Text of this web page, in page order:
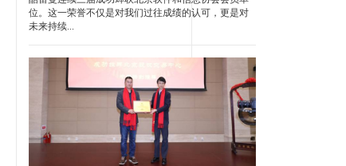
位。这一荣誉不仅是对我们过往成绩的认可，更是对
未来持续...